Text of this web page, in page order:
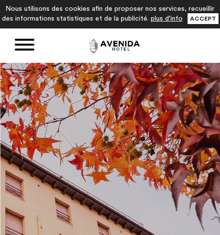
Nous utilisons des cookies afin de proposer nos services, recueillir
des informations statistiques et de la publicité. plus d'info ACCEPT